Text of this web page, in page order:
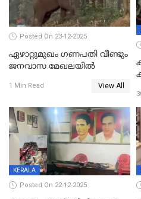
Posted On 23-12-2025
ഏഴാറ്റുമുഖം ഗണപതി വീണ്ടും
ജനവാസ മേഖലയിൽ
1 Min Read View All
KERALA
Posted On 22-12-2025